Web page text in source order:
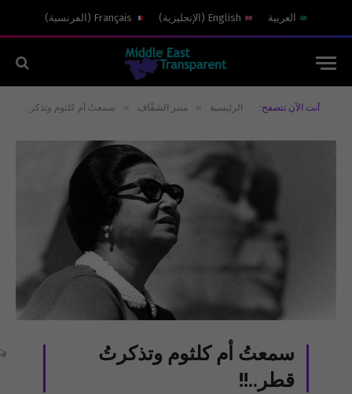
العربية English
( الإنجليزية)
Français
( الفرنسية)
أنت الآن تتصفح: الرئيسية » منبر الشفّاف » سمعتُ أم كلثوم وتذكرتُ قطر..!!
سمعتُ أم كلثوم وتذكرتُ
قطر..!!